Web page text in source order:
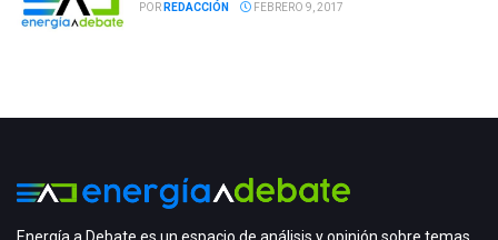
POR REDACCIÓN FEBRERO 9, 2017
Energía a Debate es un espacio de análisis y opinión sobre temas